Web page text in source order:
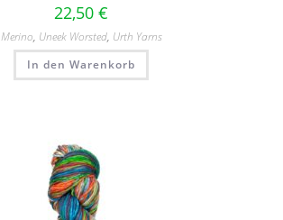
22,50 €
Merino, Uneek Worsted, Urth Yarns
In den Warenkorb